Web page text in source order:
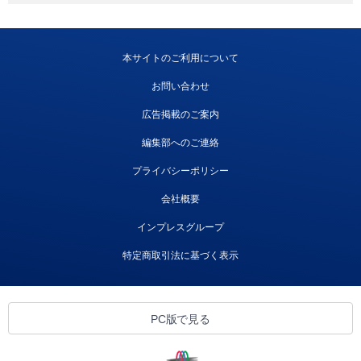
本サイトのご利用について
お問い合わせ
広告掲載のご案内
編集部へのご連絡
プライバシーポリシー
会社概要
インプレスグループ
特定商取引法に基づく表示
PC版で見る